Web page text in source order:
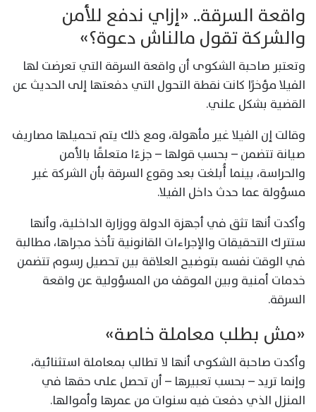
واقعة السرقة.. «إزاي ندفع للأمن
والشركة تقول مالناش دعوة؟»
وتعتبر صاحبة الشكوى أن واقعة السرقة التي تعرضت لها
الفيلا مؤخرًا كانت نقطة التحول التي دفعتها إلى الحديث عن
القضية بشكل علني.
وقالت إن الفيلا غير مأهولة، ومع ذلك يتم تحميلها مصاريف
صيانة تتضمن – بحسب قولها – جزءًا متعلقًا بالأمن
والحراسة، بينما أُبلغت بعد وقوع السرقة بأن الشركة غير
مسؤولة عما حدث داخل الفيلا.
وأكدت أنها تثق في أجهزة الدولة ووزارة الداخلية، وأنها
ستترك التحقيقات والإجراءات القانونية تأخذ مجراها، مطالبة
في الوقت نفسه بتوضيح العلاقة بين تحصيل رسوم تتضمن
خدمات أمنية وبين الموقف من المسؤولية عن واقعة
السرقة.
«مش بطلب معاملة خاصة»
وأكدت صاحبة الشكوى أنها لا تطالب بمعاملة استثنائية،
وإنما تريد – بحسب تعبيرها – أن تحصل على حقها في
المنزل الذي دفعت فيه سنوات من عمرها وأموالها.